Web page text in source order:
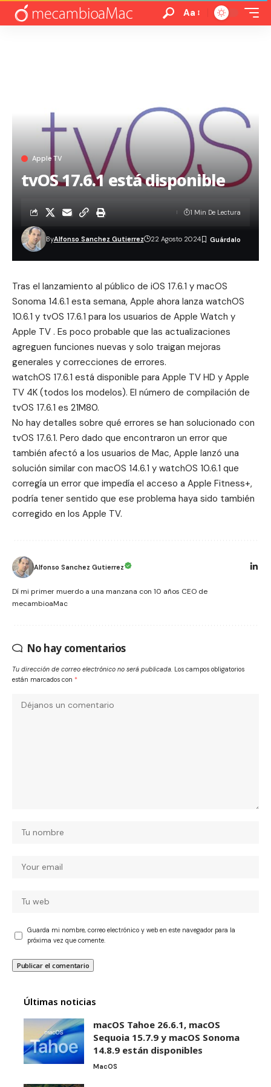
Aa
Apple TV
tvOS 17.6.1 está disponible
ByAlfonso Sanchez Gutierrez 22 Agosto 2024
1 Min De Lectura
Tras el lanzamiento al público de iOS 17.6.1 y macOS
Sonoma 14.6.1 esta semana, Apple ahora lanza watchOS
10.6.1 y tvOS 17.6.1 para los usuarios de Apple Watch y
Apple TV . Es poco probable que las actualizaciones
agreguen funciones nuevas y solo traigan mejoras
generales y correcciones de errores.
watchOS 17.6.1 está disponible para Apple TV HD y Apple
TV 4K (todos los modelos). El número de compilación de
tvOS 17.6.1 es 21M80.
No hay detalles sobre qué errores se han solucionado con
tvOS 17.6.1. Pero dado que encontraron un error que
también afectó a los usuarios de Mac, Apple lanzó una
solución similar con macOS 14.6.1 y watchOS 10.6.1 que
corregía un error que impedía el acceso a Apple Fitness+,
podría tener sentido que ese problema haya sido también
corregido en los Apple TV.
Alfonso Sanchez Gutierrez
Dí mi primer muerdo a una manzana con 10 años CEO de
mecambioaMac
No hay comentarios
Tu dirección de correo electrónico no será publicada. Los campos obligatorios
están marcados con *
Guarda mi nombre, correo electrónico y web en este navegador para la
próxima vez que comente.
Últimas noticias
macOS Tahoe 26.6.1, macOS
Sequoia 15.7.9 y macOS Sonoma
14.8.9 están disponibles
MacOS